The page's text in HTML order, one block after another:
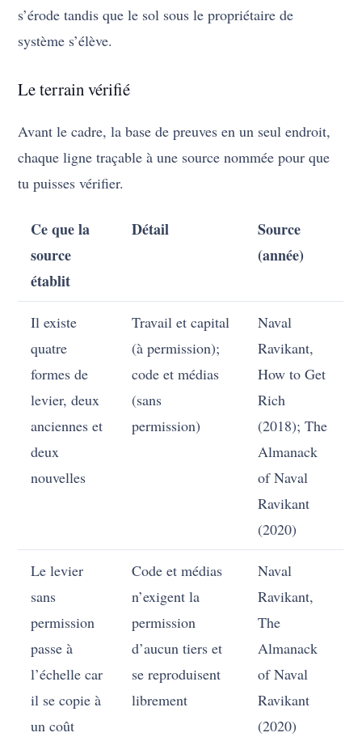
s’érode tandis que le sol sous le propriétaire de
système s’élève.
Le terrain vérifié
Avant le cadre, la base de preuves en un seul endroit,
chaque ligne traçable à une source nommée pour que
tu puisses vérifier.
Ce que la
source
établit
Détail
Source
(année)
Il existe
quatre
formes de
levier, deux
anciennes et
deux
nouvelles
Travail et capital
(à permission);
code et médias
(sans
permission)
Naval
Ravikant,
How to Get
Rich
(2018); The
Almanack
of Naval
Ravikant
(2020)
Le levier
sans
permission
passe à
l’échelle car
il se copie à
un coût
Code et médias
n’exigent la
permission
d’aucun tiers et
se reproduisent
librement
Naval
Ravikant,
The
Almanack
of Naval
Ravikant
(2020)